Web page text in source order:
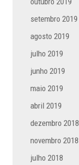
setembro 2019
agosto 2019
julho 2019
junho 2019
maio 2019
abril 2019
dezembro 2018
novembro 2018
julho 2018